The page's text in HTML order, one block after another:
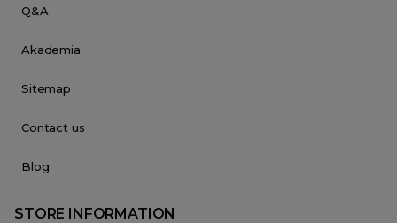
Q&A
Akademia
Sitemap
Contact us
Blog
STORE INFORMATION